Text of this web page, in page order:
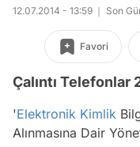
12.07.2014 - 13:59 Son
Favori
Çalıntı Telefonlar
'Elektronik Kimlik
Alınmasına Dair